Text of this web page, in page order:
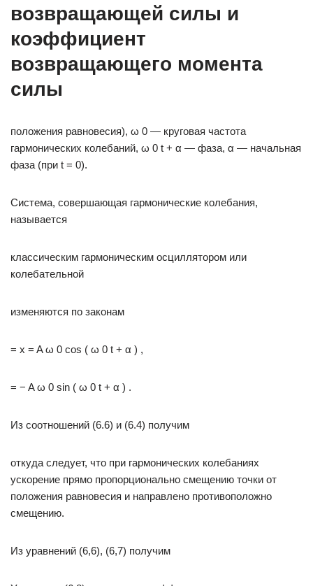
возвращающей силы и
коэффициент
возвращающего момента
силы
положения равновесия), ω 0 — круговая частота
гармонических колебаний, ω 0 t + α — фаза, α — начальная
фаза (при t = 0).
Система, совершающая гармонические колебания,
называется
классическим гармоническим осциллятором или
колебательной
изменяются по законам
= x = A ω 0 cos ( ω 0 t + α ) ,
= − A ω 0 sin ( ω 0 t + α ) .
Из соотношений (6.6) и (6.4) получим
откуда следует, что при гармонических колебаниях
ускорение прямо пропорционально смещению точки от
положения равновесия и направлено противоположно
смещению.
Из уравнений (6,6), (6,7) получим